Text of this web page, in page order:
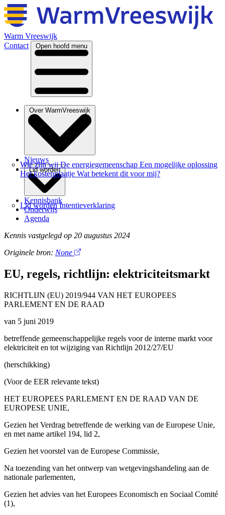
Warm Vreeswijk
Contact
Open hoofd menu
Over WarmVreeswijk
Wie zijn wijDe energiegemeenschap Een mogelijke oplossing
Het kostenplaatje Wat betekent dit voor mij?
Nieuws
Lid worden
Lid wordenIntentieverklaring
Kennisbank
Onderwijs
Agenda
Kennis vastgelegd op 20 augustus 2024
Originele bron: None
EU, regels, richtlijn: elektriciteitsmarkt
RICHTLIJN (EU) 2019/944 VAN HET EUROPEES
PARLEMENT EN DE RAAD
van 5 juni 2019
betreffende gemeenschappelijke regels voor de interne markt voor
elektriciteit en tot wijziging van Richtlijn 2012/27/EU
(herschikking)
(Voor de EER relevante tekst)
HET EUROPEES PARLEMENT EN DE RAAD VAN DE
EUROPESE UNIE,
Gezien het Verdrag betreffende de werking van de Europese Unie,
en met name artikel 194, lid 2,
Gezien het voorstel van de Europese Commissie,
Na toezending van het ontwerp van wetgevingshandeling aan de
nationale parlementen,
Gezien het advies van het Europees Economisch en Sociaal Comité
(1),